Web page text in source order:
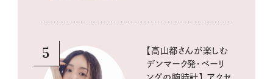
5
【高山都さんが楽しむ
デンマーク発・ベーリ